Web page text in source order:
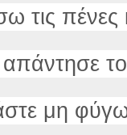
τις
μη